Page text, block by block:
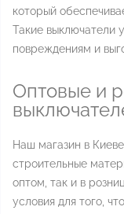
который
Такие выключатели
повреждениям и
Оптовые и
Наш магазин в
строительные
оптом, так и в
условия для того,